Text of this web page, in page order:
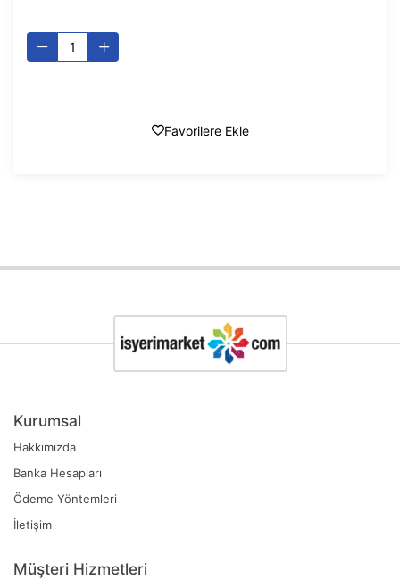
Favorilere Ekle
Kurumsal
Hakkımızda
Banka Hesapları
Ödeme Yöntemleri
İletişim
Müşteri Hizmetleri